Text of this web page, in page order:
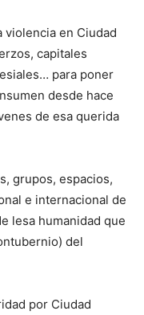
violencia en Ciudad
capitales
para poner
desde hace
de esa querida
grupos, espacios,
e internacional de
lesa humanidad que
del
por Ciudad